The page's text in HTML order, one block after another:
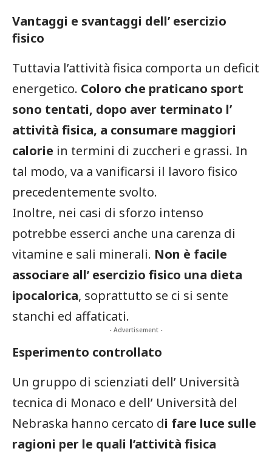
Vantaggi e svantaggi dell’ esercizio
fisico
Tuttavia l’attività fisica comporta un deficit
energetico. Coloro che praticano sport
sono tentati, dopo aver terminato l’
attività fisica, a consumare maggiori
calorie in termini di zuccheri e grassi. In
tal modo, va a vanificarsi il lavoro fisico
precedentemente svolto.
Inoltre, nei casi di sforzo intenso
potrebbe esserci anche una carenza di
vitamine e sali minerali. Non è facile
associare all’ esercizio fisico una dieta
ipocalorica, soprattutto se ci si sente
stanchi ed affaticati.
- Advertisement -
Esperimento controllato
Un gruppo di scienziati dell’ Università
tecnica di Monaco e dell’ Università del
Nebraska hanno cercato di fare luce sulle
ragioni per le quali l’attività fisica